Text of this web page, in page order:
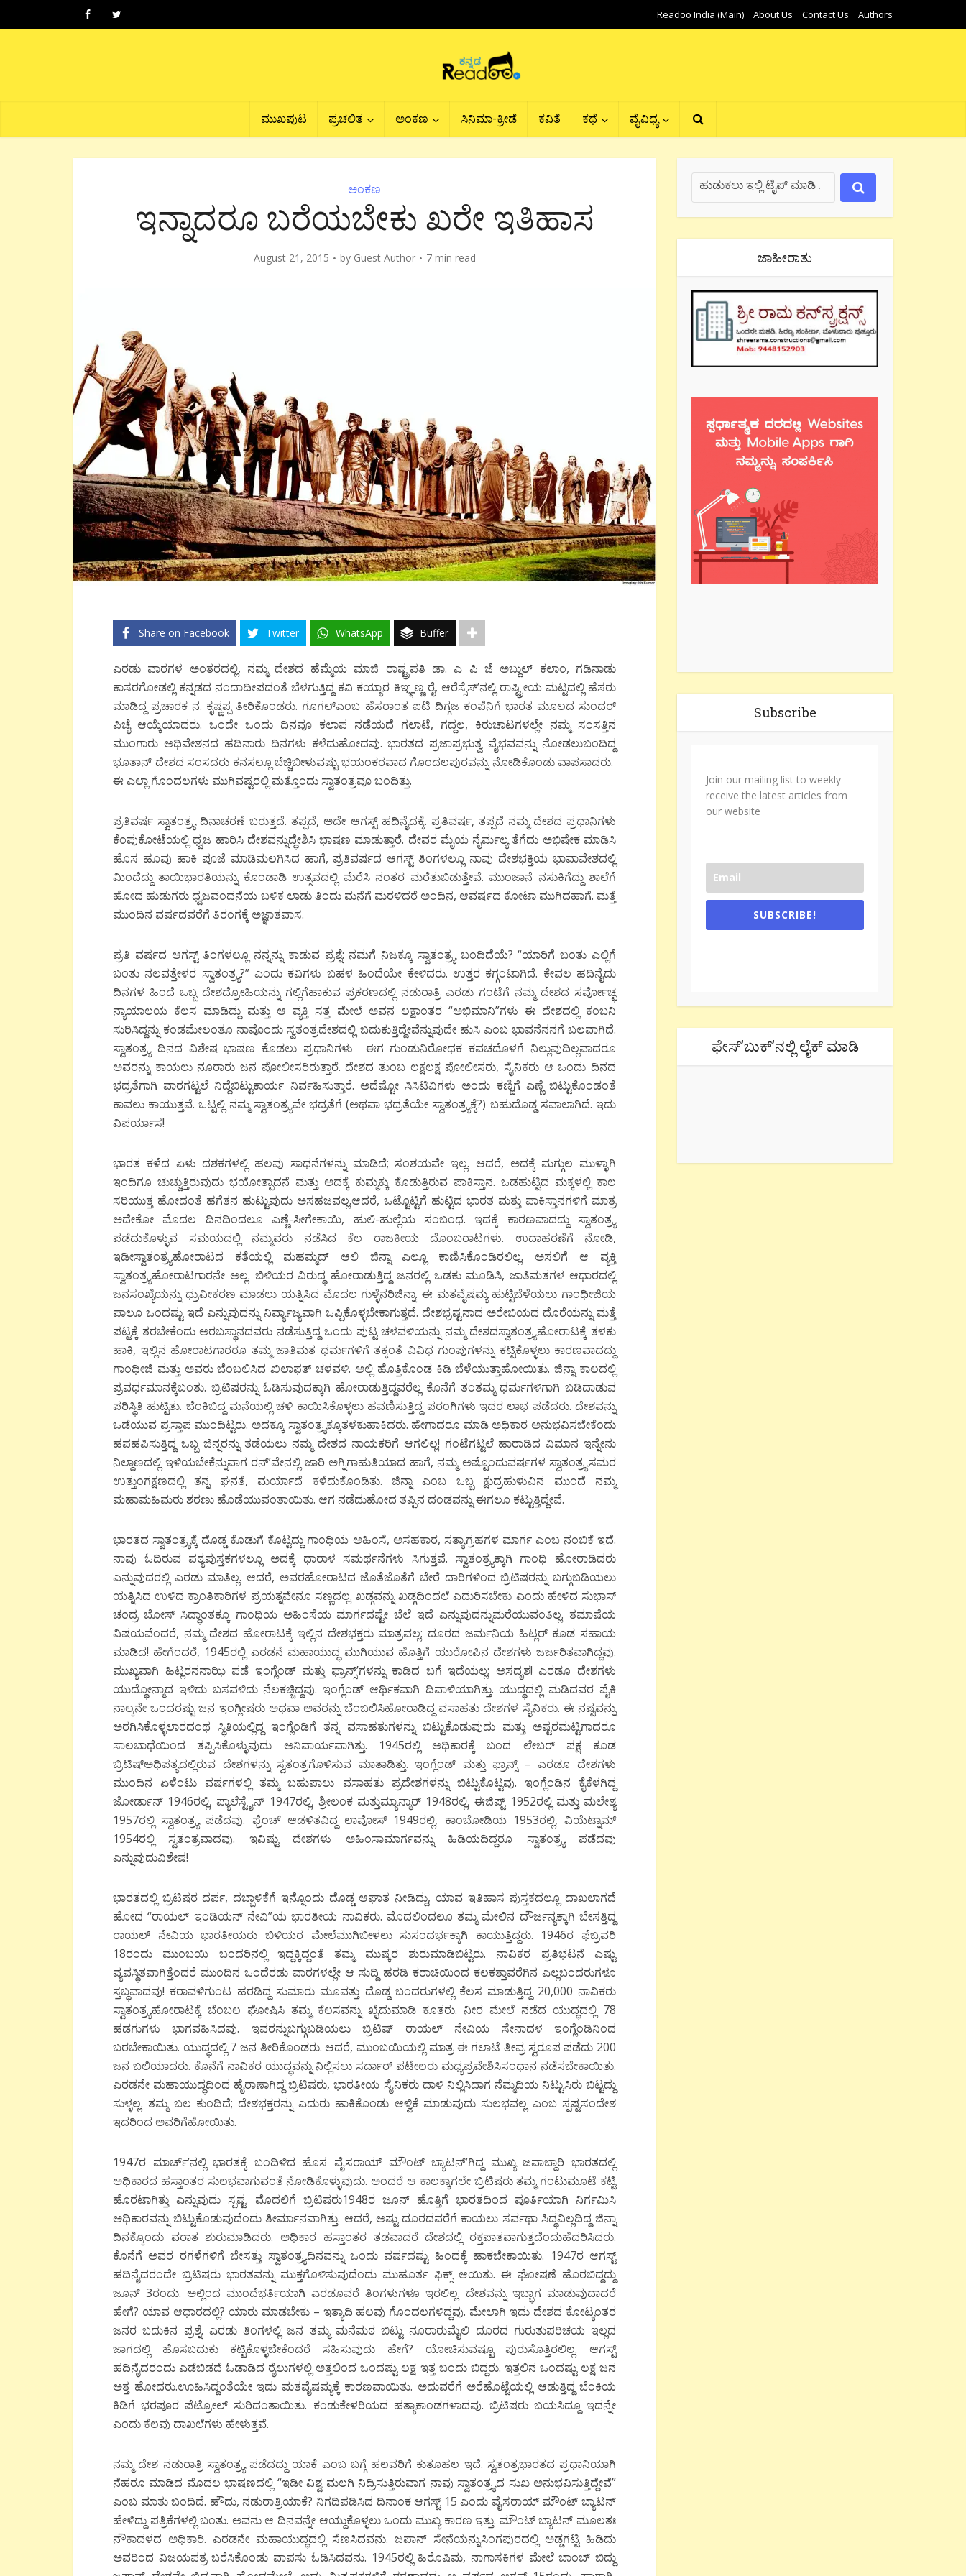
Readoo India (Main) About Us Contact Us Authors
ಮುಖಪುಟ ಪ್ರಚಲಿತ ಅಂಕಣ ಸಿನಿಮಾ-ಕ್ರೀಡೆ ಕವಿತೆ ಕಥೆ ವೈವಿಧ್ಯ
ಅಂಕಣ
ಇನ್ನಾದರೂ ಬರೆಯಬೇಕು ಖರೇ ಇತಿಹಾಸ
August 21, 2015 by Guest Author 7 min read
Share on Facebook Twitter WhatsApp Buffer
ಎರಡು ವಾರಗಳ ಅಂತರದಲ್ಲಿ, ನಮ್ಮ ದೇಶದ ಹೆಮ್ಮೆಯ ಮಾಜಿ ರಾಷ್ಟ್ರಪತಿ ಡಾ. ಎ ಪಿ ಜೆ ಅಬ್ದುಲ್ ಕಲಾಂ, ಗಡಿನಾಡು
ಕಾಸರಗೋಡಲ್ಲಿ ಕನ್ನಡದ ನಂದಾದೀಪದಂತೆ ಬೆಳಗುತ್ತಿದ್ದ ಕವಿ ಕಯ್ಯಾರ ಕಿಞ್ಞಣ್ಣ ರೈ, ಆರೆಸ್ಸೆಸ್’ನಲ್ಲಿ ರಾಷ್ಟ್ರೀಯ ಮಟ್ಟದಲ್ಲಿ ಹೆಸರು
ಮಾಡಿದ್ದ ಪ್ರಚಾರಕ ನ. ಕೃಷ್ಣಪ್ಪ ತೀರಿಕೊಂಡರು. ಗೂಗಲ್ಎಂಬ ಹೆಸರಾಂತ ಐಟಿ ದಿಗ್ಗಜ ಕಂಪೆನಿಗೆ ಭಾರತ ಮೂಲದ ಸುಂದರ್
ಪಿಚೈ ಆಯ್ಕೆಯಾದರು. ಒಂದೇ ಒಂದು ದಿನವೂ ಕಲಾಪ ನಡೆಯದೆ ಗಲಾಟೆ, ಗದ್ದಲ, ಕಿರುಚಾಟಗಳಲ್ಲೇ ನಮ್ಮ ಸಂಸತ್ತಿನ
ಮುಂಗಾರು ಅಧಿವೇಶನದ ಹದಿನಾರು ದಿನಗಳು ಕಳೆದುಹೋದವು. ಭಾರತದ ಪ್ರಜಾಪ್ರಭುತ್ವ ವೈಭವವನ್ನು ನೋಡಲುಬಂದಿದ್ದ
ಭೂತಾನ್ ದೇಶದ ಸಂಸದರು ಕನಸಲ್ಲೂ ಬೆಚ್ಚಿಬೀಳುವಷ್ಟು ಭಯಂಕರವಾದ ಗೊಂದಲಪುರವನ್ನು ನೋಡಿಕೊಂಡು ವಾಪಸಾದರು.
ಈ ಎಲ್ಲಾ ಗೊಂದಲಗಳು ಮುಗಿವಷ್ಟರಲ್ಲಿ ಮತ್ತೊಂದು ಸ್ವಾತಂತ್ರವೂ ಬಂದಿತ್ತು.
ಪ್ರತಿವರ್ಷ ಸ್ವಾತಂತ್ರ್ಯ ದಿನಾಚರಣೆ ಬರುತ್ತದೆ. ತಪ್ಪದೆ, ಅದೇ ಆಗಸ್ಟ್ ಹದಿನೈದಕ್ಕೆ. ಪ್ರತಿವರ್ಷ, ತಪ್ಪದೆ ನಮ್ಮ ದೇಶದ ಪ್ರಧಾನಿಗಳು
ಕೆಂಪುಕೋಟೆಯಲ್ಲಿ ಧ್ವಜ ಹಾರಿಸಿ ದೇಶವನ್ನುದ್ಧೇಶಿಸಿ ಭಾಷಣ ಮಾಡುತ್ತಾರೆ. ದೇವರ ಮೈಯ ನೈರ್ಮಲ್ಯ ತೆಗೆದು ಅಭಿಷೇಕ ಮಾಡಿಸಿ
ಹೊಸ ಹೂವು ಹಾಕಿ ಪೂಜೆ ಮಾಡಿಮಲಗಿಸಿದ ಹಾಗೆ, ಪ್ರತಿವರ್ಷದ ಆಗಸ್ಟ್ ತಿಂಗಳಲ್ಲೂ ನಾವು ದೇಶಭಕ್ತಿಯ ಭಾವಾವೇಶದಲ್ಲಿ
ಮಿಂದೆದ್ದು ತಾಯಿಭಾರತಿಯನ್ನು ಕೊಂಡಾಡಿ ಉತ್ಸವದಲ್ಲಿ ಮೆರೆಸಿ ನಂತರ ಮರೆತುಬಿಡುತ್ತೇವೆ. ಮುಂಜಾನೆ ನಸುಕಿಗೆದ್ದು ಶಾಲೆಗೆ
ಹೋದ ಹುಡುಗರು ಧ್ವಜವಂದನೆಯ ಬಳಿಕ ಲಾಡು ತಿಂದು ಮನೆಗೆ ಮರಳಿದರೆ ಅಂದಿನ, ಆವರ್ಷದ ಕೋಟಾ ಮುಗಿದಹಾಗೆ. ಮತ್ತೆ
ಮುಂದಿನ ವರ್ಷದವರೆಗೆ ತಿರಂಗಕ್ಕೆ ಅಜ್ಞಾತವಾಸ.
ಪ್ರತಿ ವರ್ಷದ ಆಗಸ್ಟ್ ತಿಂಗಳಲ್ಲೂ ನನ್ನನ್ನು ಕಾಡುವ ಪ್ರಶ್ನೆ: ನಮಗೆ ನಿಜಕ್ಕೂ ಸ್ವಾತಂತ್ರ್ಯ ಬಂದಿದೆಯೆ? “ಯಾರಿಗೆ ಬಂತು ಎಲ್ಲಿಗೆ
ಬಂತು ನಲವತ್ತೇಳರ ಸ್ವಾತಂತ್ರ್ಯ?” ಎಂದು ಕವಿಗಳು ಬಹಳ ಹಿಂದೆಯೇ ಕೇಳಿದರು. ಉತ್ತರ ಕಗ್ಗಂಟಾಗಿದೆ. ಕೇವಲ ಹದಿನೈದು
ದಿನಗಳ ಹಿಂದೆ ಒಬ್ಬ ದೇಶದ್ರೋಹಿಯನ್ನು ಗಲ್ಲಿಗೆಹಾಕುವ ಪ್ರಕರಣದಲ್ಲಿ ನಡುರಾತ್ರಿ ಎರಡು ಗಂಟೆಗೆ ನಮ್ಮ ದೇಶದ ಸರ್ವೋಚ್ಛ
ನ್ಯಾಯಾಲಯ ಕೆಲಸ ಮಾಡಿದ್ದು ಮತ್ತು ಆ ವ್ಯಕ್ತಿ ಸತ್ತ ಮೇಲೆ ಅವನ ಲಕ್ಷಾಂತರ “ಅಭಿಮಾನಿ”ಗಳು ಈ ದೇಶದಲ್ಲಿ ಕಂಬನಿ
ಸುರಿಸಿದ್ದನ್ನು ಕಂಡಮೇಲಂತೂ ನಾವೊಂದು ಸ್ವತಂತ್ರದೇಶದಲ್ಲಿ ಬದುಕುತ್ತಿದ್ದೇವೆನ್ನುವುದೇ ಹುಸಿ ಎಂಬ ಭಾವನೆನನಗೆ ಬಲವಾಗಿದೆ.
ಸ್ವಾತಂತ್ರ್ಯ ದಿನದ ವಿಶೇಷ ಭಾಷಣ ಕೊಡಲು ಪ್ರಧಾನಿಗಳು ಈಗ ಗುಂಡುನಿರೋಧಕ ಕವಚದೊಳಗೆ ನಿಲ್ಲುವುದಿಲ್ಲವಾದರೂ
ಅವರನ್ನು ಕಾಯಲು ನೂರಾರು ಜನ ಪೋಲೀಸರಿರುತ್ತಾರೆ. ದೇಶದ ತುಂಬ ಲಕ್ಷಲಕ್ಷ ಪೋಲೀಸರು, ಸೈನಿಕರು ಆ ಒಂದು ದಿನದ
ಭದ್ರತೆಗಾಗಿ ವಾರಗಟ್ಟಲೆ ನಿದ್ದೆಬಿಟ್ಟುಕಾರ್ಯ ನಿರ್ವಹಿಸುತ್ತಾರೆ. ಅದೆಷ್ಟೋ ಸಿಸಿಟಿವಿಗಳು ಅಂದು ಕಣ್ಣಿಗೆ ಎಣ್ಣೆ ಬಿಟ್ಟುಕೊಂಡಂತೆ
ಕಾವಲು ಕಾಯುತ್ತವೆ. ಒಟ್ಟಲ್ಲಿ ನಮ್ಮ ಸ್ವಾತಂತ್ರ್ಯವೇ ಭದ್ರತೆಗೆ (ಅಥವಾ ಭದ್ರತೆಯೇ ಸ್ವಾತಂತ್ರ್ಯಕ್ಕೆ?) ಬಹುದೊಡ್ಡ ಸವಾಲಾಗಿದೆ. ಇದು
ವಿಪರ್ಯಾಸ!
ಭಾರತ ಕಳೆದ ಏಳು ದಶಕಗಳಲ್ಲಿ ಹಲವು ಸಾಧನೆಗಳನ್ನು ಮಾಡಿದೆ; ಸಂಶಯವೇ ಇಲ್ಲ. ಆದರೆ, ಅದಕ್ಕೆ ಮಗ್ಗುಲ ಮುಳ್ಳಾಗಿ
ಇಂದಿಗೂ ಚುಚ್ಚುತ್ತಿರುವುದು ಭಯೋತ್ಪಾದನೆ ಮತ್ತು ಅದಕ್ಕೆ ಕುಮ್ಮಕ್ಕು ಕೊಡುತ್ತಿರುವ ಪಾಕಿಸ್ತಾನ. ಒಡಹುಟ್ಟಿದ ಮಕ್ಕಳಲ್ಲಿ ಕಾಲ
ಸರಿಯುತ್ತ ಹೋದಂತೆ ಹಗೆತನ ಹುಟ್ಟುವುದು ಅಸಹಜವಲ್ಲ.ಆದರೆ, ಒಟ್ಟೊಟ್ಟಿಗೆ ಹುಟ್ಟಿದ ಭಾರತ ಮತ್ತು ಪಾಕಿಸ್ತಾನಗಳಿಗೆ ಮಾತ್ರ
ಅದೇಕೋ ಮೊದಲ ದಿನದಿಂದಲೂ ಎಣ್ಣೆ-ಸೀಗೇಕಾಯಿ, ಹುಲಿ-ಹುಲ್ಲೆಯ ಸಂಬಂಧ. ಇದಕ್ಕೆ ಕಾರಣವಾದದ್ದು ಸ್ವಾತಂತ್ರ್ಯ
ಪಡೆದುಕೊಳ್ಳುವ ಸಮಯದಲ್ಲಿ ನಮ್ಮವರು ನಡೆಸಿದ ಕೆಲ ರಾಜಕೀಯ ದೊಂಬರಾಟಗಳು. ಉದಾಹರಣೆಗೆ ನೋಡಿ,
ಇಡೀಸ್ವಾತಂತ್ರ್ಯಹೋರಾಟದ ಕತೆಯಲ್ಲಿ ಮಹಮ್ಮದ್ ಆಲಿ ಜಿನ್ನಾ ಎಲ್ಲೂ ಕಾಣಿಸಿಕೊಂಡಿರಲಿಲ್ಲ. ಅಸಲಿಗೆ ಆ ವ್ಯಕ್ತಿ
ಸ್ವಾತಂತ್ರ್ಯಹೋರಾಟಗಾರನೇ ಅಲ್ಲ. ಬಿಳಿಯರ ವಿರುದ್ಧ ಹೋರಾಡುತ್ತಿದ್ದ ಜನರಲ್ಲಿ ಒಡಕು ಮೂಡಿಸಿ, ಜಾತಿಮತಗಳ ಆಧಾರದಲ್ಲಿ
ಜನಸಂಖ್ಯೆಯನ್ನು ಧ್ರುವೀಕರಣ ಮಾಡಲು ಯತ್ನಿಸಿದ ಮೊದಲ ಗುಳ್ಳೆನರಿಜಿನ್ನಾ. ಈ ಮತವೈಷಮ್ಯ ಹುಟ್ಟಿಬೆಳೆಯಲು ಗಾಂಧೀಜಿಯ
ಪಾಲೂ ಒಂದಷ್ಟು ಇದೆ ಎನ್ನುವುದನ್ನು ನಿರ್ವ್ಯಾಜ್ಯವಾಗಿ ಒಪ್ಪಿಕೊಳ್ಳಬೇಕಾಗುತ್ತದೆ. ದೇಶಭ್ರಷ್ಟನಾದ ಅರೇಬಿಯದ ದೊರೆಯನ್ನು ಮತ್ತೆ
ಪಟ್ಟಕ್ಕೆ ತರಬೇಕೆಂದು ಅರಬಸ್ಥಾನದವರು ನಡೆಸುತ್ತಿದ್ದ ಒಂದು ಪುಟ್ಟ ಚಳವಳಿಯನ್ನು ನಮ್ಮ ದೇಶದಸ್ವಾತಂತ್ರ್ಯಹೋರಾಟಕ್ಕೆ ತಳಕು
ಹಾಕಿ, ಇಲ್ಲಿನ ಹೋರಾಟಗಾರರೂ ತಮ್ಮ ಜಾತಿಮತ ಧರ್ಮಗಳಿಗೆ ತಕ್ಕಂತೆ ವಿವಿಧ ಗುಂಪುಗಳನ್ನು ಕಟ್ಟಿಕೊಳ್ಳಲು ಕಾರಣವಾದದ್ದು
ಗಾಂಧೀಜಿ ಮತ್ತು ಅವರು ಬೆಂಬಲಿಸಿದ ಖಿಲಾಫತ್ ಚಳವಳಿ. ಅಲ್ಲಿ ಹೊತ್ತಿಕೊಂಡ ಕಿಡಿ ಬೆಳೆಯುತ್ತಾಹೋಯಿತು. ಜಿನ್ನಾ ಕಾಲದಲ್ಲಿ
ಪ್ರವರ್ಧಮಾನಕ್ಕೆಬಂತು. ಬ್ರಿಟಿಷರನ್ನು ಓಡಿಸುವುದಕ್ಕಾಗಿ ಹೋರಾಡುತ್ತಿದ್ದವರೆಲ್ಲ ಕೊನೆಗೆ ತಂತಮ್ಮ ಧರ್ಮಗಳಿಗಾಗಿ ಬಡಿದಾಡುವ
ಪರಿಸ್ಥಿತಿ ಹುಟ್ಟಿತು. ಬೆಂಕಿಬಿದ್ದ ಮನೆಯಲ್ಲಿ ಚಳಿ ಕಾಯಿಸಿಕೊಳ್ಳಲು ಹವಣಿಸುತ್ತಿದ್ದ ಪರಂಗಿಗಳು ಇದರ ಲಾಭ ಪಡೆದರು. ದೇಶವನ್ನು
ಒಡೆಯುವ ಪ್ರಸ್ತಾಪ ಮುಂದಿಟ್ಟರು. ಅದಕ್ಕೂ ಸ್ವಾತಂತ್ರ್ಯಕ್ಕೂತಳಕುಹಾಕಿದರು. ಹೇಗಾದರೂ ಮಾಡಿ ಅಧಿಕಾರ ಅನುಭವಿಸಬೇಕೆಂದು
ಹಪಹಪಿಸುತ್ತಿದ್ದ ಒಬ್ಬ ಜಿನ್ನರನ್ನು ತಡೆಯಲು ನಮ್ಮ ದೇಶದ ನಾಯಕರಿಗೆ ಆಗಲಿಲ್ಲ! ಗಂಟೆಗಟ್ಟಲೆ ಹಾರಾಡಿದ ವಿಮಾನ ಇನ್ನೇನು
ನಿಲ್ದಾಣದಲ್ಲಿ ಇಳಿಯಬೇಕೆನ್ನುವಾಗ ರನ್’ವೇನಲ್ಲಿ ಜಾರಿ ಅಗ್ನಿಗಾಹುತಿಯಾದ ಹಾಗೆ, ನಮ್ಮ ಅಷ್ಟೊಂದುವರ್ಷಗಳ ಸ್ವಾತಂತ್ರ್ಯಸಮರ
ಉತ್ತುಂಗಕ್ಷಣದಲ್ಲಿ ತನ್ನ ಘನತೆ, ಮರ್ಯಾದೆ ಕಳೆದುಕೊಂಡಿತು. ಜಿನ್ನಾ ಎಂಬ ಒಬ್ಬ ಕ್ಷುದ್ರಹುಳುವಿನ ಮುಂದೆ ನಮ್ಮ
ಮಹಾಮಹಿಮರು ಶರಣು ಹೊಡೆಯುವಂತಾಯಿತು. ಆಗ ನಡೆದುಹೋದ ತಪ್ಪಿನ ದಂಡವನ್ನು ಈಗಲೂ ಕಟ್ಟುತ್ತಿದ್ದೇವೆ.
ಭಾರತದ ಸ್ವಾತಂತ್ರ್ಯಕ್ಕೆ ದೊಡ್ಡ ಕೊಡುಗೆ ಕೊಟ್ಟದ್ದು ಗಾಂಧಿಯ ಅಹಿಂಸೆ, ಅಸಹಕಾರ, ಸತ್ಯಾಗ್ರಹಗಳ ಮಾರ್ಗ ಎಂಬ ನಂಬಿಕೆ ಇದೆ.
ನಾವು ಓದಿರುವ ಪಠ್ಯಪುಸ್ತಕಗಳಲ್ಲೂ ಅದಕ್ಕೆ ಧಾರಾಳ ಸಮರ್ಥನೆಗಳು ಸಿಗುತ್ತವೆ. ಸ್ವಾತಂತ್ರ್ಯಕ್ಕಾಗಿ ಗಾಂಧಿ ಹೋರಾಡಿದರು
ಎನ್ನುವುದರಲ್ಲಿ ಎರಡು ಮಾತಿಲ್ಲ. ಆದರೆ, ಅವರಹೋರಾಟದ ಜೊತೆಜೊತೆಗೆ ಬೇರೆ ದಾರಿಗಳಿಂದ ಬ್ರಿಟಿಷರನ್ನು ಬಗ್ಗುಬಡಿಯಲು
ಯತ್ನಿಸಿದ ಉಳಿದ ಕ್ರಾಂತಿಕಾರಿಗಳ ಪ್ರಯತ್ನವೇನೂ ಸಣ್ಣದಲ್ಲ. ಖಡ್ಗವನ್ನು ಖಡ್ಗದಿಂದಲೆ ಎದುರಿಸಬೇಕು ಎಂದು ಹೇಳಿದ ಸುಭಾಸ್
ಚಂದ್ರ ಬೋಸ್ ಸಿದ್ಧಾಂತಕ್ಕೂ ಗಾಂಧಿಯ ಅಹಿಂಸೆಯ ಮಾರ್ಗದಷ್ಟೇ ಬೆಲೆ ಇದೆ ಎನ್ನುವುದನ್ನುಮರೆಯುವಂತಿಲ್ಲ. ತಮಾಷೆಯ
ವಿಷಯವೆಂದರೆ, ನಮ್ಮ ದೇಶದ ಹೋರಾಟಕ್ಕೆ ಇಲ್ಲಿನ ದೇಶಭಕ್ತರು ಮಾತ್ರವಲ್ಲ; ದೂರದ ಜರ್ಮನಿಯ ಹಿಟ್ಲರ್ ಕೂಡ ಸಹಾಯ
ಮಾಡಿದ! ಹೇಗೆಂದರೆ, 1945ರಲ್ಲಿ ಎರಡನೆ ಮಹಾಯುದ್ಧ ಮುಗಿಯುವ ಹೊತ್ತಿಗೆ ಯುರೋಪಿನ ದೇಶಗಳು ಜರ್ಜರಿತವಾಗಿದ್ದವು.
ಮುಖ್ಯವಾಗಿ ಹಿಟ್ಲರನನಾಝಿ ಪಡೆ ಇಂಗ್ಲೆಂಡ್ ಮತ್ತು ಫ್ರಾನ್ಸ್’ಗಳನ್ನು ಕಾಡಿದ ಬಗೆ ಇದೆಯಲ್ಲ; ಅಸದೃಶ! ಎರಡೂ ದೇಶಗಳು
ಯುದ್ಧೋನ್ಮಾದ ಇಳಿದು ಬಸವಳಿದು ನೆಲಕಚ್ಚಿದ್ದವು. ಇಂಗ್ಲೆಂಡ್ ಆರ್ಥಿಕವಾಗಿ ದಿವಾಳಿಯಾಗಿತ್ತು. ಯುದ್ಧದಲ್ಲಿ ಮಡಿದವರ ಪೈಕಿ
ನಾಲ್ಕನೇ ಒಂದರಷ್ಟು ಜನ ಇಂಗ್ಲೀಷರು ಅಥವಾ ಅವರನ್ನು ಬೆಂಬಲಿಸಿಹೋರಾಡಿದ್ದ ವಸಾಹತು ದೇಶಗಳ ಸೈನಿಕರು. ಈ ನಷ್ಟವನ್ನು
ಅರಗಿಸಿಕೊಳ್ಳಲಾರದಂಥ ಸ್ಥಿತಿಯಲ್ಲಿದ್ದ ಇಂಗ್ಲೆಂಡಿಗೆ ತನ್ನ ವಸಾಹತುಗಳನ್ನು ಬಿಟ್ಟುಕೊಡುವುದು ಮತ್ತು ಅಷ್ಟರಮಟ್ಟಿಗಾದರೂ
ಸಾಲಬಾಧೆಯಿಂದ ತಪ್ಪಿಸಿಕೊಳ್ಳುವುದು ಅನಿವಾರ್ಯವಾಗಿತ್ತು. 1945ರಲ್ಲಿ ಅಧಿಕಾರಕ್ಕೆ ಬಂದ ಲೇಬರ್ ಪಕ್ಷ ಕೂಡ
ಬ್ರಿಟಿಷ್ಅಧಿಪತ್ಯದಲ್ಲಿರುವ ದೇಶಗಳನ್ನು ಸ್ವತಂತ್ರಗೊಳಿಸುವ ಮಾತಾಡಿತ್ತು. ಇಂಗ್ಲೆಂಡ್ ಮತ್ತು ಫ್ರಾನ್ಸ್ – ಎರಡೂ ದೇಶಗಳು
ಮುಂದಿನ ಏಳೆಂಟು ವರ್ಷಗಳಲ್ಲಿ ತಮ್ಮ ಬಹುಪಾಲು ವಸಾಹತು ಪ್ರದೇಶಗಳನ್ನು ಬಿಟ್ಟುಕೊಟ್ಟವು. ಇಂಗ್ಲೆಂಡಿನ ಕೈಕೆಳಗಿದ್ದ
ಜೋರ್ಡಾನ್ 1946ರಲ್ಲಿ, ಪ್ಯಾಲೆಸ್ಟೈನ್ 1947ರಲ್ಲಿ, ಶ್ರೀಲಂಕ ಮತ್ತುಮ್ಯಾನ್ಮಾರ್ 1948ರಲ್ಲಿ, ಈಜಿಪ್ಟ್ 1952ರಲ್ಲಿ ಮತ್ತು ಮಲೇಶ್ಯ
1957ರಲ್ಲಿ ಸ್ವಾತಂತ್ರ್ಯ ಪಡೆದವು. ಫ್ರೆಂಚ್ ಆಡಳಿತವಿದ್ದ ಲಾವೋಸ್ 1949ರಲ್ಲಿ, ಕಾಂಬೋಡಿಯ 1953ರಲ್ಲಿ, ವಿಯೆಟ್ನಾಮ್
1954ರಲ್ಲಿ ಸ್ವತಂತ್ರವಾದವು. ಇವಿಷ್ಟು ದೇಶಗಳು ಅಹಿಂಸಾಮಾರ್ಗವನ್ನು ಹಿಡಿಯದಿದ್ದರೂ ಸ್ವಾತಂತ್ರ್ಯ ಪಡೆದವು
ಎನ್ನುವುದುವಿಶೇಷ!
ಭಾರತದಲ್ಲಿ ಬ್ರಿಟಿಷರ ದರ್ಪ, ದಬ್ಬಾಳಿಕೆಗೆ ಇನ್ನೊಂದು ದೊಡ್ಡ ಆಘಾತ ನೀಡಿದ್ದು, ಯಾವ ಇತಿಹಾಸ ಪುಸ್ತಕದಲ್ಲೂ ದಾಖಲಾಗದೆ
ಹೋದ “ರಾಯಲ್ ಇಂಡಿಯನ್ ನೇವಿ”ಯ ಭಾರತೀಯ ನಾವಿಕರು. ಮೊದಲಿಂದಲೂ ತಮ್ಮ ಮೇಲಿನ ದೌರ್ಜನ್ಯಕ್ಕಾಗಿ ಬೇಸತ್ತಿದ್ದ
ರಾಯಲ್ ನೇವಿಯ ಭಾರತೀಯರು ಬಿಳಿಯರ ಮೇಲೆಮುಗಿಬೀಳಲು ಸುಸಂದರ್ಭಕ್ಕಾಗಿ ಕಾಯುತ್ತಿದ್ದರು. 1946ರ ಫೆಬ್ರವರಿ
18ರಂದು ಮುಂಬಯಿ ಬಂದರಿನಲ್ಲಿ ಇದ್ದಕ್ಕಿದ್ದಂತೆ ತಮ್ಮ ಮುಷ್ಕರ ಶುರುಮಾಡಿಬಿಟ್ಟರು. ನಾವಿಕರ ಪ್ರತಿಭಟನೆ ಎಷ್ಟು
ವ್ಯವಸ್ಥಿತವಾಗಿತ್ತೆಂದರೆ ಮುಂದಿನ ಒಂದೆರಡು ವಾರಗಳಲ್ಲೇ ಆ ಸುದ್ದಿ ಹರಡಿ ಕರಾಚಿಯಿಂದ ಕಲಕತ್ತಾವರೆಗಿನ ಎಲ್ಲಬಂದರುಗಳೂ
ಸ್ತಬ್ಧವಾದವು! ಕರಾವಳಿಗುಂಟ ಹರಡಿದ್ದ ಸುಮಾರು ಮೂವತ್ತು ದೊಡ್ಡ ಬಂದರುಗಳಲ್ಲಿ ಕೆಲಸ ಮಾಡುತ್ತಿದ್ದ 20,000 ನಾವಿಕರು
ಸ್ವಾತಂತ್ರ್ಯಹೋರಾಟಕ್ಕೆ ಬೆಂಬಲ ಘೋಷಿಸಿ ತಮ್ಮ ಕೆಲಸವನ್ನು ಖೈದುಮಾಡಿ ಕೂತರು. ನೀರ ಮೇಲೆ ನಡೆದ ಯುದ್ಧದಲ್ಲಿ 78
ಹಡಗುಗಳು ಭಾಗವಹಿಸಿದವು. ಇವರನ್ನುಬಗ್ಗುಬಡಿಯಲು ಬ್ರಿಟಿಷ್ ರಾಯಲ್ ನೇವಿಯ ಸೇನಾದಳ ಇಂಗ್ಲೆಂಡಿನಿಂದ
ಬರಬೇಕಾಯಿತು. ಯುದ್ಧದಲ್ಲಿ 7 ಜನ ತೀರಿಕೊಂಡರು. ಆದರೆ, ಮುಂಬಯಿಯಲ್ಲಿ ಮಾತ್ರ ಈ ಗಲಾಟೆ ತೀವ್ರ ಸ್ವರೂಪ ಪಡೆದು 200
ಜನ ಬಲಿಯಾದರು. ಕೊನೆಗೆ ನಾವಿಕರ ಯುದ್ಧವನ್ನು ನಿಲ್ಲಿಸಲು ಸರ್ದಾರ್ ಪಟೇಲರು ಮಧ್ಯಪ್ರವೇಶಿಸಿಸಂಧಾನ ನಡೆಸಬೇಕಾಯಿತು.
ಎರಡನೇ ಮಹಾಯುದ್ಧದಿಂದ ಹೈರಾಣಾಗಿದ್ದ ಬ್ರಿಟಿಷರು, ಭಾರತೀಯ ಸೈನಿಕರು ದಾಳಿ ನಿಲ್ಲಿಸಿದಾಗ ನೆಮ್ಮದಿಯ ನಿಟ್ಟುಸಿರು ಬಿಟ್ಟದ್ದು
ಸುಳ್ಳಲ್ಲ. ತಮ್ಮ ಬಲ ಕುಂದಿದೆ; ದೇಶಭಕ್ತರನ್ನು ಎದುರು ಹಾಕಿಕೊಂಡು ಆಳ್ವಿಕೆ ಮಾಡುವುದು ಸುಲಭವಲ್ಲ ಎಂಬ ಸ್ಪಷ್ಟಸಂದೇಶ
ಇದರಿಂದ ಅವರಿಗೆಹೋಯಿತು.
1947ರ ಮಾರ್ಚ್’ನಲ್ಲಿ ಭಾರತಕ್ಕೆ ಬಂದಿಳಿದ ಹೊಸ ವೈಸರಾಯ್ ಮೌಂಟ್ ಬ್ಯಾಟನ್’ಗಿದ್ದ ಮುಖ್ಯ ಜವಾಬ್ದಾರಿ ಭಾರತದಲ್ಲಿ
ಅಧಿಕಾರದ ಹಸ್ತಾಂತರ ಸುಲಭವಾಗುವಂತೆ ನೋಡಿಕೊಳ್ಳುವುದು. ಅಂದರೆ ಆ ಕಾಲಕ್ಕಾಗಲೇ ಬ್ರಿಟಿಷರು ತಮ್ಮ ಗಂಟುಮೂಟೆ ಕಟ್ಟಿ
ಹೊರಟಾಗಿತ್ತು ಎನ್ನುವುದು ಸ್ಪಷ್ಟ. ಮೊದಲಿಗೆ ಬ್ರಿಟಿಷರು1948ರ ಜೂನ್ ಹೊತ್ತಿಗೆ ಭಾರತದಿಂದ ಪೂರ್ತಿಯಾಗಿ ನಿರ್ಗಮಿಸಿ
ಅಧಿಕಾರವನ್ನು ಬಿಟ್ಟುಕೊಡುವುದೆಂದು ತೀರ್ಮಾನವಾಗಿತ್ತು. ಆದರೆ, ಅಷ್ಟು ದೂರದವರೆಗೆ ಕಾಯಲು ಸರ್ವಥಾ ಸಿದ್ಧವಿಲ್ಲದಿದ್ದ ಜಿನ್ನಾ
ದಿನಕ್ಕೊಂದು ವರಾತ ಶುರುಮಾಡಿದರು. ಅಧಿಕಾರ ಹಸ್ತಾಂತರ ತಡವಾದರೆ ದೇಶದಲ್ಲಿ ರಕ್ತಪಾತವಾಗುತ್ತದೆಂದುಹೆದರಿಸಿದರು.
ಕೊನೆಗೆ ಅವರ ರಗಳೆಗಳಿಗೆ ಬೇಸತ್ತು ಸ್ವಾತಂತ್ರ್ಯದಿನವನ್ನು ಒಂದು ವರ್ಷದಷ್ಟು ಹಿಂದಕ್ಕೆ ಹಾಕಬೇಕಾಯಿತು. 1947ರ ಆಗಸ್ಟ್
ಹದಿನೈದರಂದೇ ಬ್ರಿಟಿಷರು ಭಾರತವನ್ನು ಮುಕ್ತಗೊಳಿಸುವುದೆಂದು ಮುಹೂರ್ತ ಫಿಕ್ಸ್ ಆಯಿತು. ಈ ಘೋಷಣೆ ಹೊರಬಿದ್ದದ್ದು
ಜೂನ್ 3ರಂದು. ಅಲ್ಲಿಂದ ಮುಂದೆಭರ್ತಿಯಾಗಿ ಎರಡೂವರೆ ತಿಂಗಳುಗಳೂ ಇರಲಿಲ್ಲ. ದೇಶವನ್ನು ಇಬ್ಭಾಗ ಮಾಡುವುದಾದರೆ
ಹೇಗೆ? ಯಾವ ಆಧಾರದಲ್ಲಿ? ಯಾರು ಮಾಡಬೇಕು – ಇತ್ಯಾದಿ ಹಲವು ಗೊಂದಲಗಳಿದ್ದವು. ಮೇಲಾಗಿ ಇದು ದೇಶದ ಕೋಟ್ಯಂತರ
ಜನರ ಬದುಕಿನ ಪ್ರಶ್ನೆ. ಎರಡು ತಿಂಗಳಲ್ಲಿ ಜನ ತಮ್ಮ ಮನೆಮಠ ಬಿಟ್ಟು ನೂರಾರುಮೈಲಿ ದೂರದ ಗುರುತುಪರಿಚಯ ಇಲ್ಲದ
ಜಾಗದಲ್ಲಿ ಹೊಸಬದುಕು ಕಟ್ಟಿಕೊಳ್ಳಬೇಕೆಂದರೆ ಸಹಿಸುವುದು ಹೇಗೆ? ಯೋಚಿಸುವಷ್ಟೂ ಪುರುಸೊತ್ತಿರಲಿಲ್ಲ. ಆಗಸ್ಟ್
ಹದಿನೈದರಂದು ಎಡೆಬಿಡದೆ ಓಡಾಡಿದ ರೈಲುಗಳಲ್ಲಿ ಅತ್ತಲಿಂದ ಒಂದಷ್ಟು ಲಕ್ಷ ಇತ್ತ ಬಂದು ಬಿದ್ದರು. ಇತ್ತಲಿನ ಒಂದಷ್ಟು ಲಕ್ಷ ಜನ
ಅತ್ತ ಹೋದರು.ಊಹಿಸಿದ್ದಂತೆಯೇ ಇದು ಮತವೈಷಮ್ಯಕ್ಕೆ ಕಾರಣವಾಯಿತು. ಅದುವರೆಗೆ ಅರೆಹೊಟ್ಟೆಯಲ್ಲಿ ಆಡುತ್ತಿದ್ದ ಬೆಂಕಿಯ
ಕಿಡಿಗೆ ಭರಪೂರ ಪೆಟ್ರೋಲ್ ಸುರಿದಂತಾಯಿತು. ಕಂಡುಕೇಳರಿಯದ ಹತ್ಯಾಕಾಂಡಗಳಾದವು. ಬ್ರಿಟಿಷರು ಬಯಸಿದ್ದೂ ಇದನ್ನೇ
ಎಂದು ಕೆಲವು ದಾಖಲೆಗಳು ಹೇಳುತ್ತವೆ.
ನಮ್ಮ ದೇಶ ನಡುರಾತ್ರಿ ಸ್ವಾತಂತ್ರ್ಯ ಪಡೆದದ್ದು ಯಾಕೆ ಎಂಬ ಬಗ್ಗೆ ಹಲವರಿಗೆ ಕುತೂಹಲ ಇದೆ. ಸ್ವತಂತ್ರಭಾರತದ ಪ್ರಧಾನಿಯಾಗಿ
ನೆಹರೂ ಮಾಡಿದ ಮೊದಲ ಭಾಷಣದಲ್ಲಿ “ಇಡೀ ವಿಶ್ವ ಮಲಗಿ ನಿದ್ರಿಸುತ್ತಿರುವಾಗ ನಾವು ಸ್ವಾತಂತ್ರ್ಯದ ಸುಖ ಅನುಭವಿಸುತ್ತಿದ್ದೇವೆ”
ಎಂಬ ಮಾತು ಬಂದಿದೆ. ಹೌದು, ನಡುರಾತ್ರಿಯಾಕೆ? ನಿಗದಿಪಡಿಸಿದ ದಿನಾಂಕ ಆಗಸ್ಟ್ 15 ಎಂದು ವೈಸರಾಯ್ ಮೌಂಟ್ ಬ್ಯಾಟನ್
ಹೇಳಿದ್ದು ಪತ್ರಿಕೆಗಳಲ್ಲಿ ಬಂತು. ಅವನು ಆ ದಿನವನ್ನೇ ಆಯ್ದುಕೊಳ್ಳಲು ಒಂದು ಮುಖ್ಯ ಕಾರಣ ಇತ್ತು. ಮೌಂಟ್ ಬ್ಯಾಟನ್ ಮೂಲತಃ
ನೌಕಾದಳದ ಅಧಿಕಾರಿ. ಎರಡನೇ ಮಹಾಯುದ್ಧದಲ್ಲಿ ಸೆಣಸಿದವನು. ಜಪಾನ್ ಸೇನೆಯನ್ನುಸಿಂಗಪುರದಲ್ಲಿ ಅಡ್ಡಗಟ್ಟಿ ಹಿಡಿದು
ಅವರಿಂದ ವಿಜಯಪತ್ರ ಬರೆಸಿಕೊಂಡು ವಾಪಸು ಓಡಿಸಿದವನು. 1945ರಲ್ಲಿ ಹಿರೊಷಿಮ, ನಾಗಾಸಕಿಗಳ ಮೇಲೆ ಬಾಂಬ್ ಬಿದ್ದು
ಜಾಹೀರಾತು
Subscribe
Join our mailing list to weekly
receive the latest articles from
our website
SUBSCRIBE!
ಫೇಸ್’ಬುಕ್’ನಲ್ಲಿ ಲೈಕ್ ಮಾಡಿ